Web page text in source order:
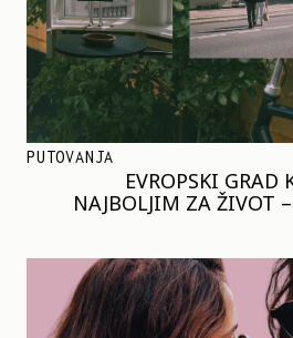
PUTOVANJA
EVROPSKI GRAD
NAJBOLJIM ZA ŽIVOT